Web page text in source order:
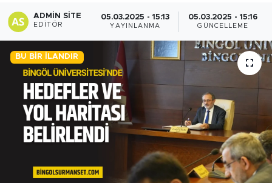
ADMIN SITE
EDITÖR
05.03.2025 - 15:13
YAYINLANMA
05.03.2025 - 15:16
GÜNCELLEME
BU BIR İLANDIR
MD Prestij Dergisi
Siyaset
Spor
Yaşam
Sağlık
Eğitim
Haber Arşivi